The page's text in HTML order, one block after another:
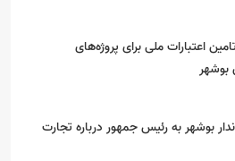
اعتبارات ملی برای پروژه‌های
بوشهر
بوشهر به رئیس جمهور درباره تجارت